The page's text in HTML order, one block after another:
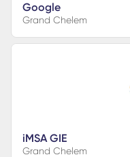
Google
Grand Chelem
iMSA GIE
Grand Chelem